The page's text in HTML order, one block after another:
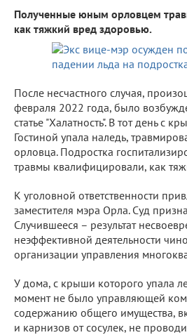
Полученные юным орловцем
как тяжкий вред здоровью.
После несчастного случая,
февраля 2022 года, было
статье "Халатность". В тот день с
Гостиной упала наледь,
орловца. Подростка
травмы квалифицировали, как
К уголовной ответственности
заместителя мэра Орла. Суд
Случившееся – результат
неэффективной деятельности
организации управления
У дома, с крыши которого упала
момент не было управляющей
содержанию общего имущества,
и карнизов от сосулек, не